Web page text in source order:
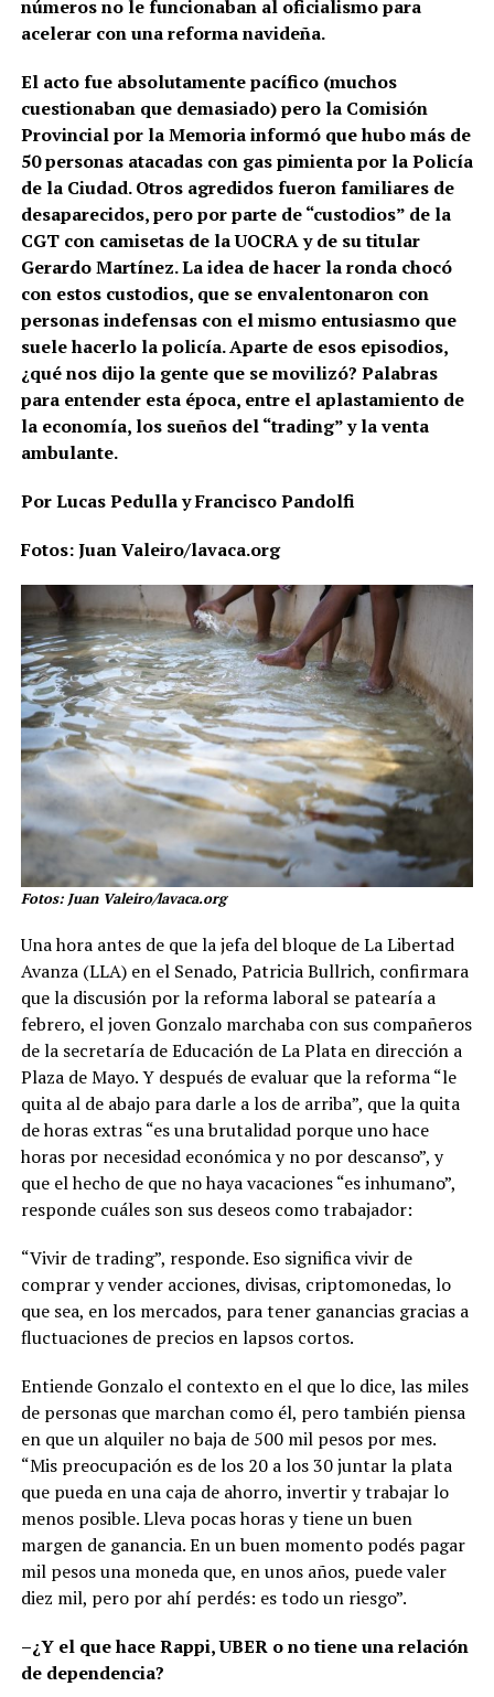
números no le funcionaban al oficialismo para
acelerar con una reforma navideña.
El acto fue absolutamente pacífico (muchos
cuestionaban que demasiado) pero la Comisión
Provincial por la Memoria informó que hubo más de
50 personas atacadas con gas pimienta por la Policía
de la Ciudad. Otros agredidos fueron familiares de
desaparecidos, pero por parte de “custodios” de la
CGT con camisetas de la UOCRA y de su titular
Gerardo Martínez. La idea de hacer la ronda chocó
con estos custodios, que se envalentonaron con
personas indefensas con el mismo entusiasmo que
suele hacerlo la policía. Aparte de esos episodios,
¿qué nos dijo la gente que se movilizó? Palabras
para entender esta época, entre el aplastamiento de
la economía, los sueños del “trading” y la venta
ambulante.
Por Lucas Pedulla y Francisco Pandolfi
Fotos: Juan Valeiro/lavaca.org
Fotos: Juan Valeiro/lavaca.org
Una hora antes de que la jefa del bloque de La Libertad
Avanza (LLA) en el Senado, Patricia Bullrich, confirmara
que la discusión por la reforma laboral se patearía a
febrero, el joven Gonzalo marchaba con sus compañeros
de la secretaría de Educación de La Plata en dirección a
Plaza de Mayo. Y después de evaluar que la reforma “le
quita al de abajo para darle a los de arriba”, que la quita
de horas extras “es una brutalidad porque uno hace
horas por necesidad económica y no por descanso”, y
que el hecho de que no haya vacaciones “es inhumano”,
responde cuáles son sus deseos como trabajador:
“Vivir de trading”, responde. Eso significa vivir de
comprar y vender acciones, divisas, criptomonedas, lo
que sea, en los mercados, para tener ganancias gracias a
fluctuaciones de precios en lapsos cortos.
Entiende Gonzalo el contexto en el que lo dice, las miles
de personas que marchan como él, pero también piensa
en que un alquiler no baja de 500 mil pesos por mes.
“Mis preocupación es de los 20 a los 30 juntar la plata
que pueda en una caja de ahorro, invertir y trabajar lo
menos posible. Lleva pocas horas y tiene un buen
margen de ganancia. En un buen momento podés pagar
mil pesos una moneda que, en unos años, puede valer
diez mil, pero por ahí perdés: es todo un riesgo”.
–¿Y el que hace Rappi, UBER o no tiene una relación
de dependencia?